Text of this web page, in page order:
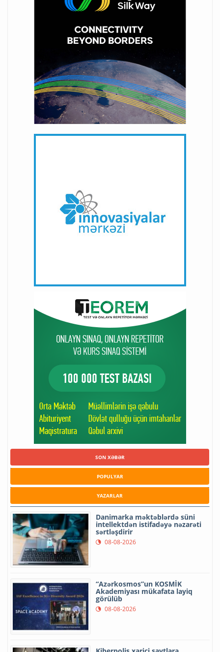
SON XƏBƏR
POPULYAR
YAZARLAR
Danimarka məktəblərdə süni
intellektdən istifadəyə nəzarəti
sərtləşdirir
08-08-2026
“Azərkosmos”un KOSMİK
Akademiyası mükafata layiq
görülüb
08-08-2026